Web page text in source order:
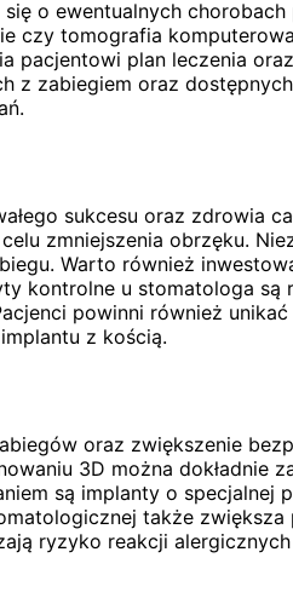
o ewentualnych
czy tomografia
pacjentowi plan leczenia
z zabiegiem oraz
sukcesu oraz zdrowia
zmniejszenia obrzęku.
Warto również
kontrolne u stomatologa są
powinni również
z kością.
oraz zwiększenie
3D można dokładnie
są implanty o specjalnej
także
ryzyko reakcji